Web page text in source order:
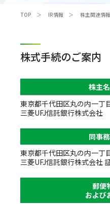
TOP IR情報 株主関連情報
株式手続のご案内
株主
東京都千代田区丸の内一丁
三菱UFJ信託銀行株式会社
同事
東京都千代田区丸の内一丁
三菱UFJ信託銀行株式会社
郵便
および